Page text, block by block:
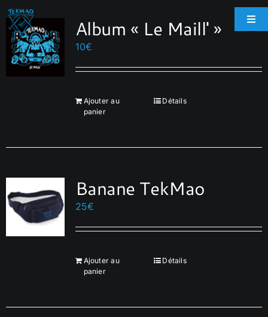
Passer
au
contenu
Boutique
Album « Le Maill' »
10€
Ajouter au
panier
Détails
Banane TekMao
25€
Ajouter au
panier
Détails